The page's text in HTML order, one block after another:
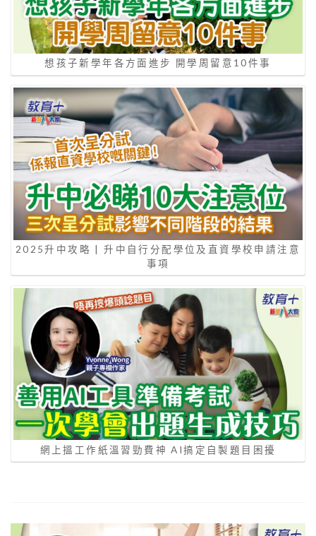
想孩子新學年各方面進步 開學周留意10件事
2025升中攻略 | 升中自行分配學位及直資學校申請注意
事項
網上搵工作紙溫習勁費神 AI搞定自製題目困擾